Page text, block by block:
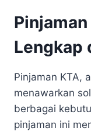
Lengkap
Pinjaman KTA,
menawarkan
berbagai
pinjaman ini